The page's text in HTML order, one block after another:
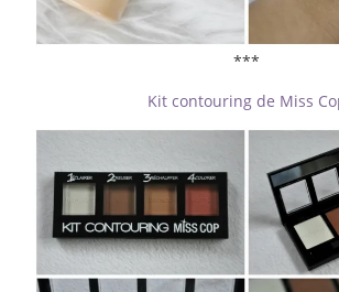
***
Kit contouring de Miss